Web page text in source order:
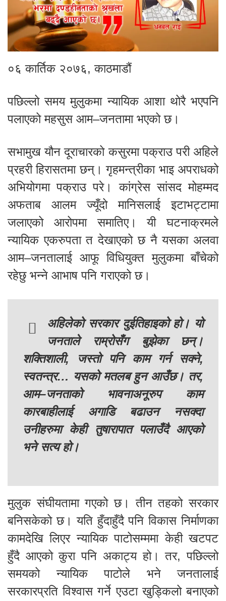
०६ कार्तिक २०७६, काठमाडौं
पछिल्लो समय मुलुकमा न्यायिक आशा थोरै भएपनि
पलाएको महसुस आम–जनतामा भएको छ।
सभामुख यौन दूराचारको कसुरमा पक्राउ परी अहिले
प्रहरी हिरासतमा छन्। गृहमन्त्रीका भाइ अपराधको
अभियोगमा पक्राउ परे। कांग्रेस सांसद मोहम्मद
अफताब आलम ज्यूँदो मानिसलाई इटाभट्टामा
जलाएको आरोपमा समातिए। यी घटनाक्रमले
न्यायिक एकरुपता त देखाएको छ नै यसका अलवा
आम–जनतालाई आफू विधियुक्त मुलुकमा बाँचेको
रहेछु भन्ने आभाष पनि गराएको छ।
अहिलेको सरकार दुईतिहाइको हो। यो
जनताले राम्रोसँग बुझेका छन्।
शक्तिशाली, जस्तो पनि काम गर्न सक्ने,
स्वतन्त्र… यसको मतलब हुन आउँछ। तर,
आम–जनताको भावनाअनूरुप काम
कारबाहीलाई अगाडि बढाउन नसक्दा
उनीहरुमा केही तुषारापात पलाउँदै आएको
भने सत्य हो।
मुलुक संघीयतामा गएको छ। तीन तहको सरकार
बनिसकेको छ। यति हुँदाहुँदै पनि विकास निर्माणका
कामदेखि लिएर न्यायिक पाटोसम्ममा केही खटपट
हुँदै आएको कुरा पनि अकाट्य हो। तर, पछिल्लो
समयको न्यायिक पाटोले भने जनतालाई
सरकारप्रति विश्वास गर्ने एउटा खुड्किलो बनाएको